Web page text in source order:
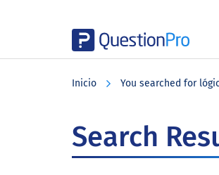
Inicio You searched for
Search